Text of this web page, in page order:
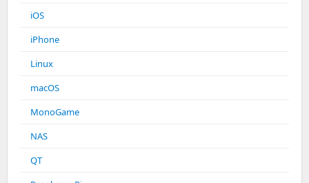
iOS
iPhone
Linux
macOS
MonoGame
NAS
QT